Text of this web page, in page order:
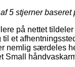
5 stjerner baseret
på nettet
et
nemlig særdeles
Small